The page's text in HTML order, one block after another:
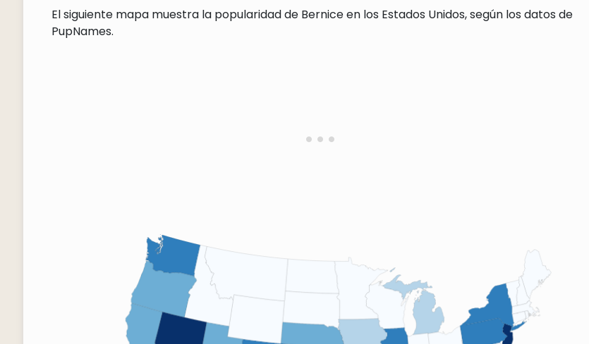
El siguiente mapa muestra la popularidad de Bernice en los Estados Unidos, según los datos de
PupNames.